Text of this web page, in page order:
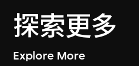
探索更多
Explore More